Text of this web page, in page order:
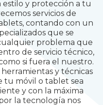
y protección a tu
servicios de
contando con un
que se
problema que
de servicio técnico,
si fuera el nuestro.
y técnicas
tu móvil o tablet sea
y con la máxima
la tecnología nos